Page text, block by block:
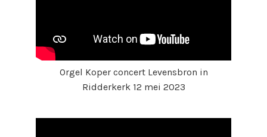
Orgel Koper concert Levensbron in
Ridderkerk 12 mei 2023